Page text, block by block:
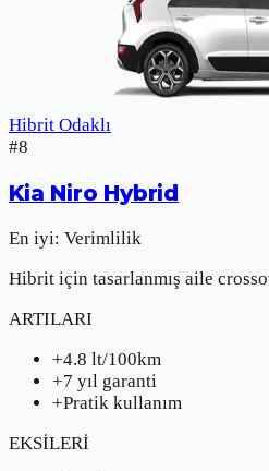
Hibrit Odaklı
#8
Kia Niro Hybrid
En iyi: Verimlilik
Hibrit için tasarlanmış aile
ARTILARI
+4.8 lt/100km
+7 yıl garanti
+Pratik kullanım
EKSİLERİ